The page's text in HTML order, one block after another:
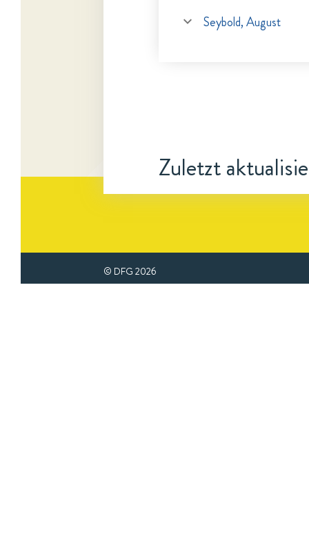
Seybold, August
Zuletzt
© DFG 2026